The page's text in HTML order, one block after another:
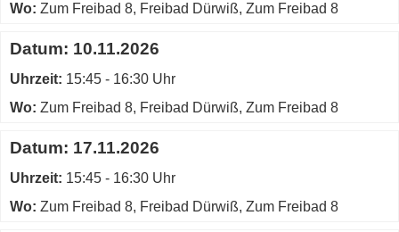
Wo: Zum Freibad 8, Freibad Dürwiß, Zum Freibad 8
Datum: 10.11.2026
Uhrzeit: 15:45 - 16:30 Uhr
Wo: Zum Freibad 8, Freibad Dürwiß, Zum Freibad 8
Datum: 17.11.2026
Uhrzeit: 15:45 - 16:30 Uhr
Wo: Zum Freibad 8, Freibad Dürwiß, Zum Freibad 8